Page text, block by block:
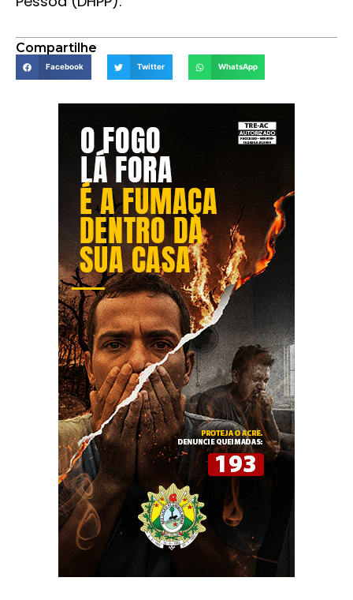
Compartilhe
Facebook Twitter WhatsApp